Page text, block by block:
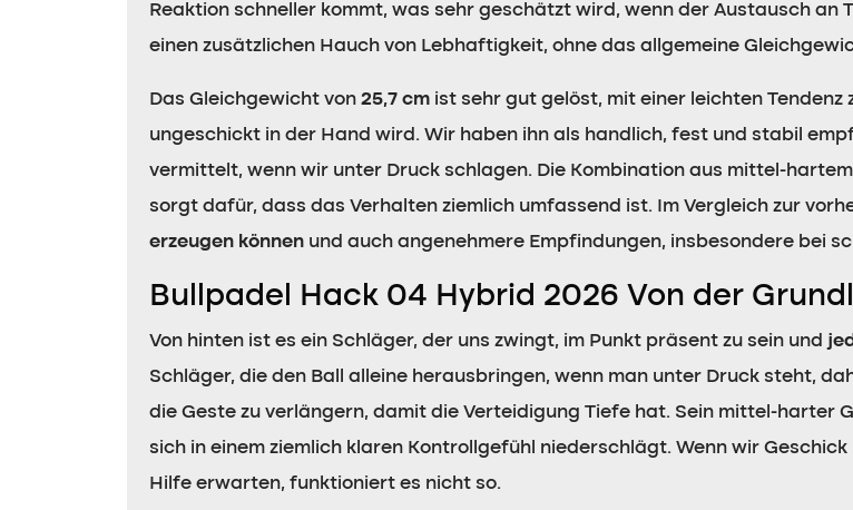
Reaktion schneller kommt, was sehr geschätzt wird, wenn der Austausch an
einen zusätzlichen Hauch von Lebhaftigkeit, ohne das allgemeine
Das Gleichgewicht von 25,7 cm ist sehr gut gelöst, mit einer leichten Tendenz
ungeschickt in der Hand wird. Wir haben ihn als handlich, fest und stabil
vermittelt, wenn wir unter Druck schlagen. Die Kombination aus mittel-
sorgt dafür, dass das Verhalten ziemlich umfassend ist. Im Vergleich zur
erzeugen können und auch angenehmere Empfindungen, insbesondere bei
Bullpadel Hack 04 Hybrid 2026 Von der
Von hinten ist es ein Schläger, der uns zwingt, im Punkt präsent zu sein und
Schläger, die den Ball alleine herausbringen, wenn man unter Druck steht,
die Geste zu verlängern, damit die Verteidigung Tiefe hat. Sein mittel-harter
sich in einem ziemlich klaren Kontrollgefühl niederschlägt. Wenn wir
Hilfe erwarten, funktioniert es nicht so.